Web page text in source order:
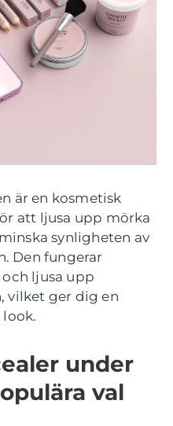
är en kosmetisk
att ljusa upp mörka
synligheten av
Den fungerar
ljusa upp
vilket ger dig en
under
val